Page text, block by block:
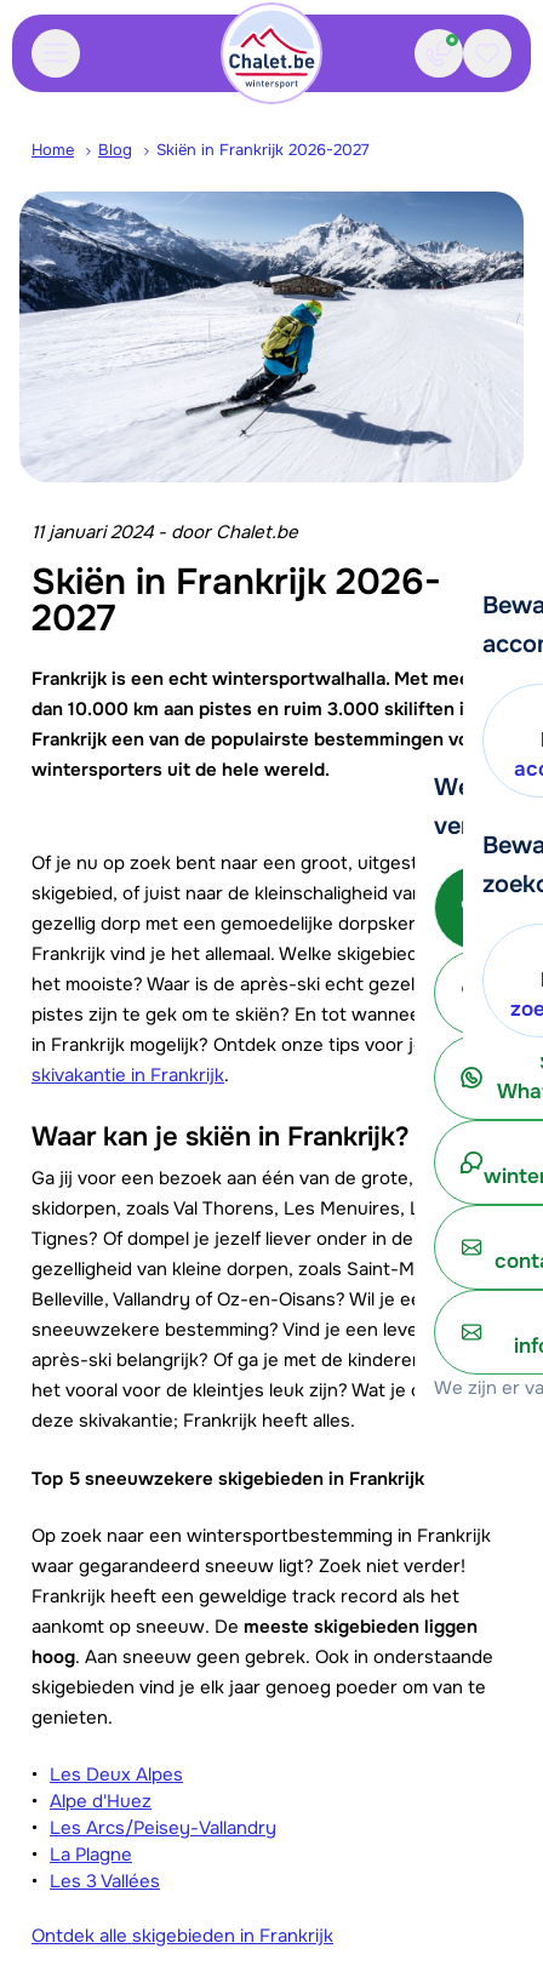
Contact
We
verder!
We zijn er
Home Blog Skiën in Frankrijk 2026-2027
11 januari 2024 - doorChalet.be
Skiën in Frankrijk 2026-
2027
Frankrijk is een echt wintersportwalhalla. Met meer
dan 10.000 km aan pistes en ruim 3.000 skiliften is
Frankrijk een van de populairste bestemmingen voor
wintersporters uit de hele wereld.
Of je nu op zoek bent naar een groot, uitgestrekt
skigebied, of juist naar de kleinschaligheid van een
gezellig dorp met een gemoedelijke dorpskern: in
Frankrijk vind je het allemaal. Welke skigebieden zijn nou
het mooiste? Waar is de après-ski echt gezellig? Welke
pistes zijn te gek om te skiën? En tot wanneer is skiën
in Frankrijk mogelijk? Ontdek onze tips voor je
skivakantie in Frankrijk.
Waar kan je skiën in Frankrijk?
Ga jij voor een bezoek aan één van de grote, bekende
skidorpen, zoals Val Thorens, Les Menuires, Les Arcs of
Tignes? Of dompel je jezelf liever onder in de
gezelligheid van kleine dorpen, zoals Saint-Martin-de-
Belleville, Vallandry of Oz-en-Oisans? Wil je een
sneeuwzekere bestemming? Vind je een levendige
après-ski belangrijk? Of ga je met de kinderen en moet
het vooral voor de kleintjes leuk zijn? Wat je ook wilt
deze skivakantie; Frankrijk heeft alles.
Top 5 sneeuwzekere skigebieden in Frankrijk
Op zoek naar een wintersportbestemming in Frankrijk
waar gegarandeerd sneeuw ligt? Zoek niet verder!
Frankrijk heeft een geweldige track record als het
aankomt op sneeuw. De meeste skigebieden liggen
hoog. Aan sneeuw geen gebrek. Ook in onderstaande
skigebieden vind je elk jaar genoeg poeder om van te
genieten.
Les Deux Alpes
Alpe d'Huez
Les Arcs/Peisey-Vallandry
La Plagne
Les 3 Vallées
Ontdek alle skigebieden in Frankrijk